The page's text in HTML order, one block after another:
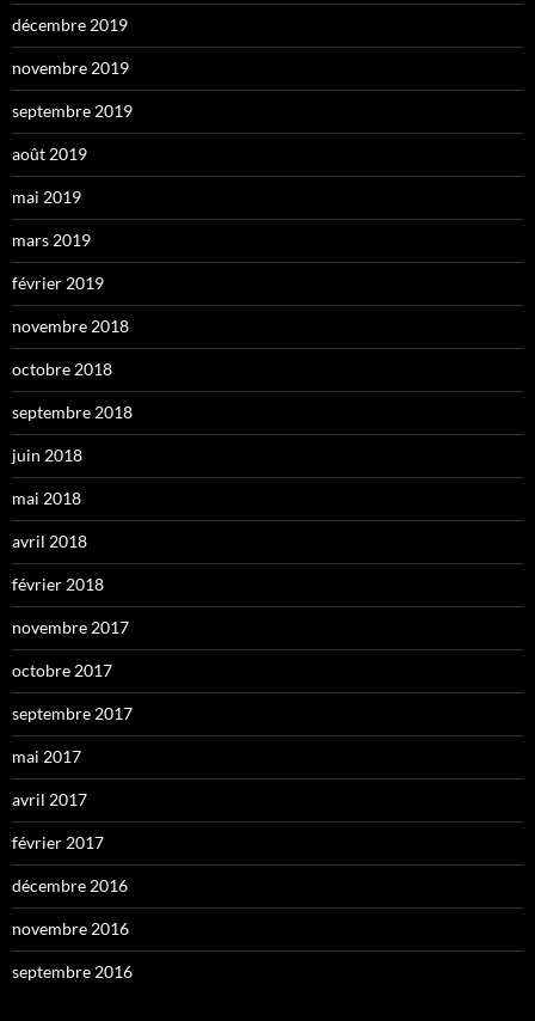
décembre 2019
novembre 2019
septembre 2019
août 2019
mai 2019
mars 2019
février 2019
novembre 2018
octobre 2018
septembre 2018
juin 2018
mai 2018
avril 2018
février 2018
novembre 2017
octobre 2017
septembre 2017
mai 2017
avril 2017
février 2017
décembre 2016
novembre 2016
septembre 2016